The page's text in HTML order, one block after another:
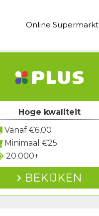
Online Supermarkt
Hoge kwaliteit
Vanaf €6,00
Minimaal €25
20.000+
BEKIJKEN